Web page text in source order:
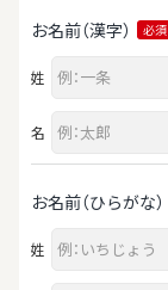
お名前（漢字） 必須
姓
名
お名前（ひらがな）
姓